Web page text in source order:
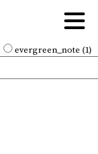
evergreen_note (1)